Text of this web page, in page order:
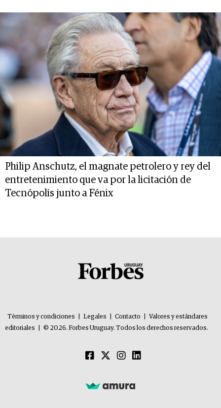
Philip Anschutz, el magnate petrolero y rey del
entretenimiento que va por la licitación de
Tecnópolis junto a Fénix
Términos y condiciones Legales Contacto
Valores y estándares
editoriales
© 2026. Forbes Uruguay. Todos los derechos reservados.